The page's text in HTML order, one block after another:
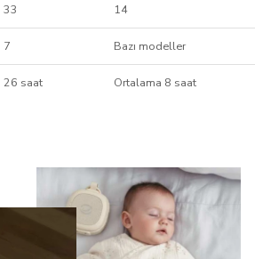
33 14
7 Bazı modeller
26 saat Ortalama 8 saat